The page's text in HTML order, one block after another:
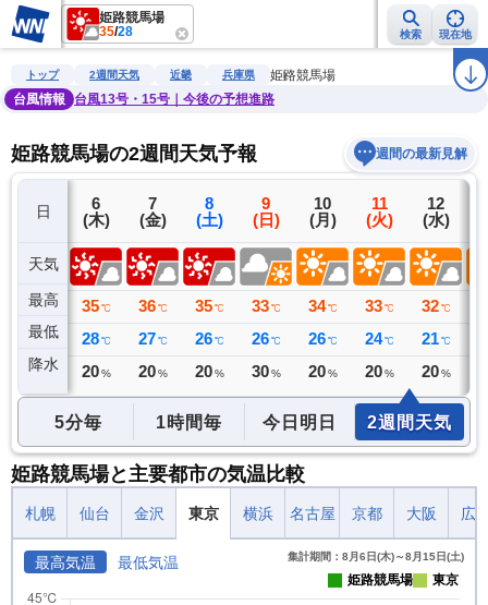
姫路競馬場
35/28 検索 現在地
雨雲レーダー 台風情報 地震情報 警報・注意報 ラ
トップ 2週間天気 近畿 兵庫県
姫路競馬場
台風情報
台風13号・15号｜今後の予想進路
姫路競馬場の2週間天気予報 週間の最新見解
日
天気
最高
最低
降水
5
(水)
35 ℃
26 ℃
0 ミリ
6
(木)
35 ℃
28 ℃
20 %
7
(金)
36 ℃
27 ℃
20 %
8
(土)
35 ℃
26 ℃
20 %
9
(日)
33 ℃
26 ℃
30 %
10
(月)
34 ℃
26 ℃
20 %
11
(火)
33 ℃
24 ℃
20 %
12
(水)
32 ℃
21 ℃
20 %
5分毎 1時間毎 今日明日 2週間天気
姫路競馬場と主要都市の気温比較
札幌 仙台 金沢 東京 横浜 名古屋 京都 大阪 広
最高気温 最低気温 集計期間：8月6日(木)～8月15日(土)
姫路競馬場 東京